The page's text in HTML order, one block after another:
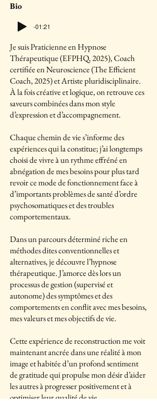
Bio
-01:21
Je suis Praticienne en Hypnose
Thérapeutique (EFPHQ, 2025), Coach
certifiée en Neuroscience (The Efficient
Coach, 2025) et Artiste pluridisciplinaire.
À la fois créative et logique, on retrouve ces
saveurs combinées dans mon style
d’expression et d’accompagnement.
Chaque chemin de vie s’informe des
expériences qui la constitue; j’ai longtemps
choisi de vivre à un rythme effréné en
abnégation de mes besoins pour plus tard
revoir ce mode de fonctionnement face à
d’importants problèmes de santé d’ordre
psychosomatiques et des troubles
comportementaux.
Dans un parcours déterminé riche en
méthodes dites conventionnelles et
alternatives, je découvre l’hypnose
thérapeutique. J’amorce dès lors un
processus de gestion (supervisé et
autonome) des symptômes et des
comportements en conflit avec mes besoins,
mes valeurs et mes objectifs de vie.
Cette expérience de reconstruction me voit
maintenant ancrée dans une réalité à mon
image et habitée d’un profond sentiment
de gratitude qui propulse mon désir d’aider
les autres à progresser positivement et à
optimiser leur qualité de vie.